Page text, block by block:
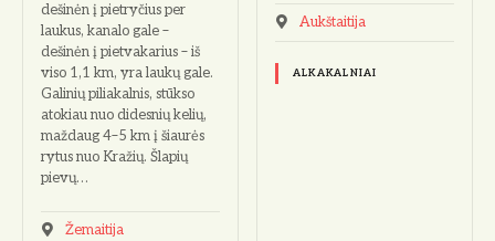
dešinėn į pietryčius per
laukus, kanalo gale –
dešinėn į pietvakarius – iš
viso 1,1 km, yra laukų gale.
Galinių piliakalnis, stūkso
atokiau nuo didesnių kelių,
maždaug 4–5 km į šiaurės
rytus nuo Kražių. Šlapių
pievų…
Žemaitija
Aukštaitija
ALKAKALNIAI